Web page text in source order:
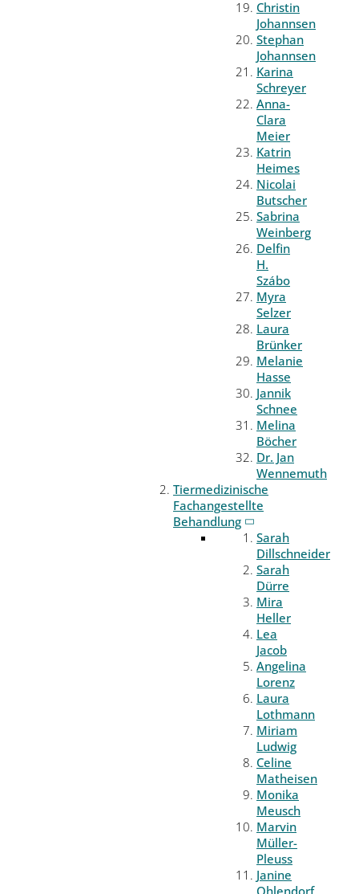
Christin
Johannsen
Stephan
Johannsen
Karina
Schreyer
Anna-
Clara
Meier
Katrin
Heimes
Nicolai
Butscher
Sabrina
Weinberg
Delfin
H.
Szábo
Myra
Selzer
Laura
Brünker
Melanie
Hasse
Jannik
Schnee
Melina
Böcher
Dr. Jan
Wennemuth
Tiermedizinische
Fachangestellte
Behandlung
Sarah
Dillschneider
Sarah
Dürre
Mira
Heller
Lea
Jacob
Angelina
Lorenz
Laura
Lothmann
Miriam
Ludwig
Celine
Matheisen
Monika
Meusch
Marvin
Müller-
Pleuss
Janine
Ohlendorf